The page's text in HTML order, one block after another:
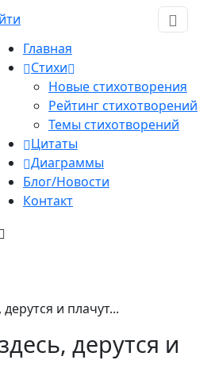
Главная
Стихи
Новые стихотворения
Рейтинг стихотворений
Темы стихотворений
Цитаты
Диаграммы
Блог/Новости
Контакт
и плачут...
дерутся и